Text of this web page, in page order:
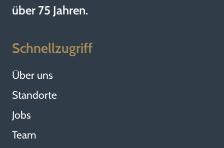
über 75 Jahren.
Schnellzugriff
Über uns
Standorte
Jobs
Team